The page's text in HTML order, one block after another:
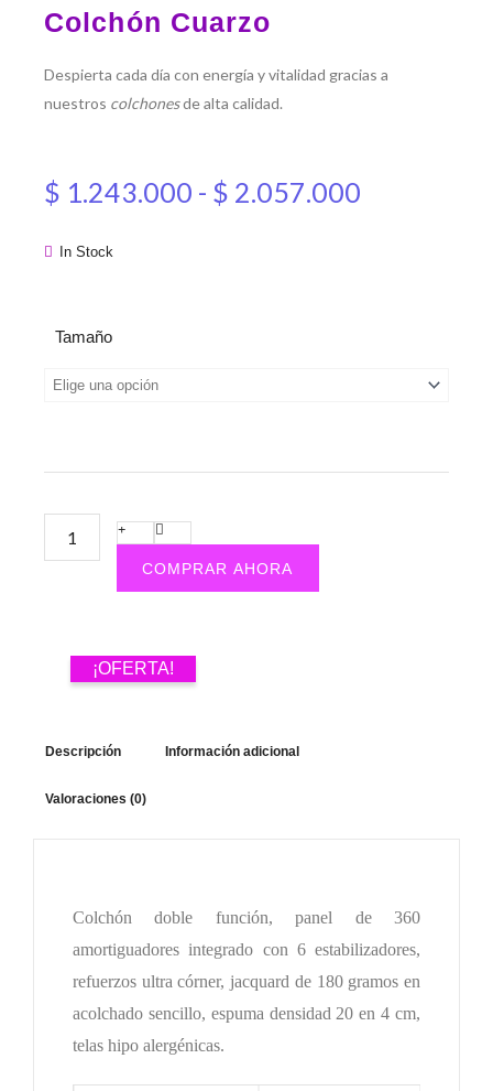
Colchón Cuarzo
Despierta cada día con energía y vitalidad gracias a
nuestros colchonesde alta calidad.
$ 1.243.000 - $ 2.057.000
$
In Stock
Tamaño
Colchón
cantidad
COMPRAR AHORA
¡OFERTA!
Descripción Información adicional
Valoraciones (0)
Colchón doble función, panel de 360
amortiguadores integrado con 6 estabilizadores,
refuerzos ultra córner, jacquard de 180 gramos en
acolchado sencillo, espuma densidad 20 en 4 cm,
telas hipo alergénicas.